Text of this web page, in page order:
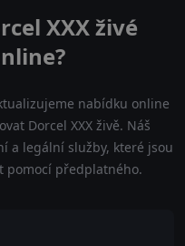
XXX živé
nabídku online
Dorcel XXX živě. Náš
a legální služby, které jsou
pomocí předplatného.